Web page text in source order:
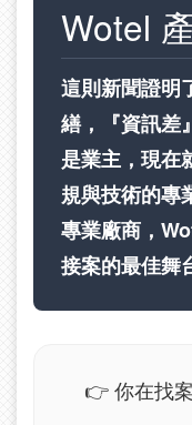
Wotel
這則新聞證明
繕，『資訊差
是業主，現在
規與技術的專
專業廠商，
接案的最佳舞
👉 你在找